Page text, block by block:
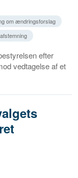
om ændringsforslag
efter
vedtagelse af et